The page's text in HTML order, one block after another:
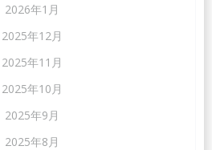
2026年1月
2025年12月
2025年11月
2025年10月
2025年9月
2025年8月